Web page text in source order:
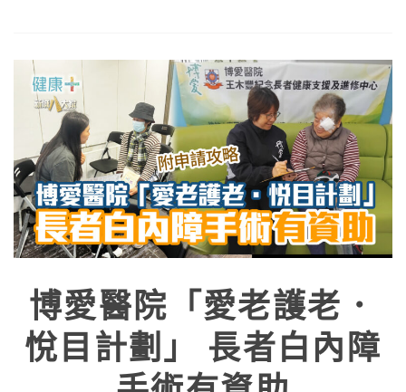
博愛醫院「愛老護老．
悅目計劃」 長者白內障